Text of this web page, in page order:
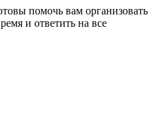
помочь вам организовать
и ответить на все